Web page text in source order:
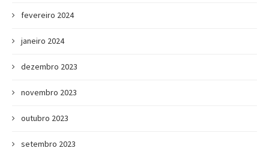
fevereiro 2024
janeiro 2024
dezembro 2023
novembro 2023
outubro 2023
setembro 2023